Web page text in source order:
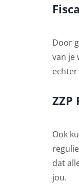
Door
van je
echter
ZZP
Ook
dat
jou.